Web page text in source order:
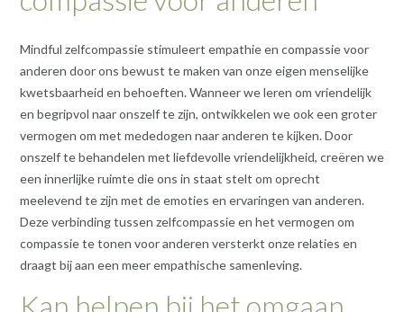
Mindful zelfcompassie stimuleert empathie en compassie voor
anderen door ons bewust te maken van onze eigen menselijke
kwetsbaarheid en behoeften. Wanneer we leren om vriendelijk
en begripvol naar onszelf te zijn, ontwikkelen we ook een groter
vermogen om met mededogen naar anderen te kijken. Door
onszelf te behandelen met liefdevolle vriendelijkheid, creëren we
een innerlijke ruimte die ons in staat stelt om oprecht
meelevend te zijn met de emoties en ervaringen van anderen.
Deze verbinding tussen zelfcompassie en het vermogen om
compassie te tonen voor anderen versterkt onze relaties en
draagt bij aan een meer empathische samenleving.